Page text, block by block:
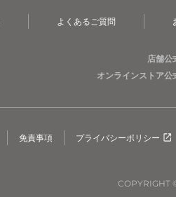
よくあるご質問
店舗公
オンラインストア公
免責事項 プライバシーポリシー
COPYRIGHT